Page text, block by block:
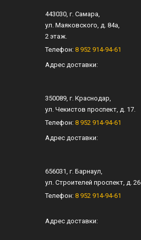
443030 , г. Самара
ул. Маяковского, д. 84а
2 этаж.
Телефон: 8 952 914-94-61
Адрес доставки:
350089 , г. Краснодар
ул. Чекистов проспект, д. 17
Телефон: 8 952 914-94-61
Адрес доставки:
656031 , г. Барнаул
ул. Строителей проспект, д. 26
Телефон: 8 952 914-94-61
Адрес доставки: